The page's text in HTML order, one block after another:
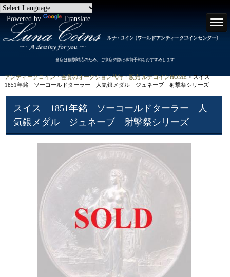
Powered by Translate
当店は個別対応のため、ご来店の際は事前予約をおすすめします
アンティークコイン・金貨のオークション代行・販売 ルナコインHOME> スイス
1851年銘 ソーコールドターラー 人気銀メダル ジュネーブ 射撃祭シリーズ
スイス 1851年銘 ソーコールドターラー 人
気銀メダル ジュネーブ 射撃祭シリーズ